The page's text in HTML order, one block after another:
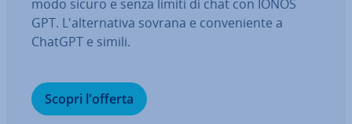
modo sicuro e senza limiti di chat con IONOS
GPT. L'al­ter­na­ti­va sovrana e con­ve­nien­te a
ChatGPT e simili.
Scopri l'offerta